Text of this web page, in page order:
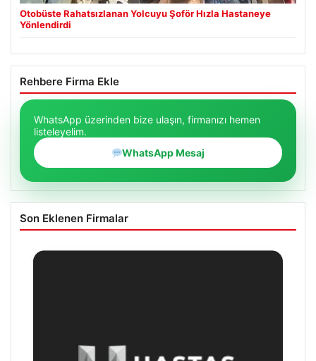
Otobüste Rahatsızlanan Yolcuyu Şoför Hızla Hastaneye
Yönlendirdi
Rehbere Firma Ekle
WhatsApp üzerinden bize ulaşın, firmanızı hemen
listeleyelim.
WhatsApp Mesaj
Son Eklenen Firmalar